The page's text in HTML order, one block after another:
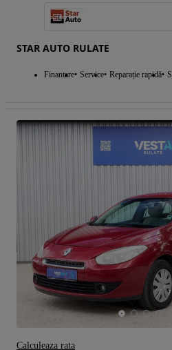
STAR AUTO RULATE
Finantare Service Reparație rapidă
Calculeaza rata